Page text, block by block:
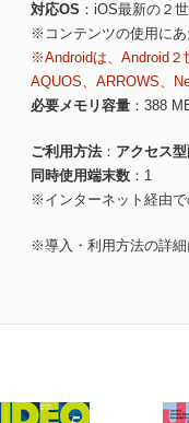
対応OS
iOS最新の２
※コンテンツの使用に
※Androidは、Android２
AQUOS、ARROWS、
必要メモリ容量
388
ご利用方法
アクセス型
同時使用端末数
1
※インターネット経由
※導入・利用方法の詳細